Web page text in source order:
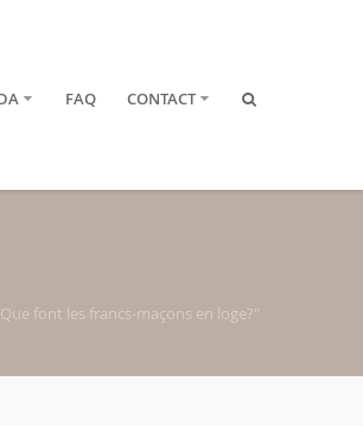
FAQ CONTACT
font les francs-maçons en loge?"